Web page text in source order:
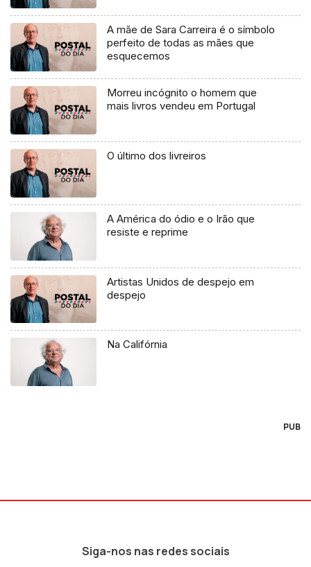
A mãe de Sara Carreira é o símbolo
perfeito de todas as mães que
esquecemos
Morreu incógnito o homem que
mais livros vendeu em Portugal
O último dos livreiros
A América do ódio e o Irão que
resiste e reprime
Artistas Unidos de despejo em
despejo
Na Califórnia
PUB
Siga-nos nas redes sociais